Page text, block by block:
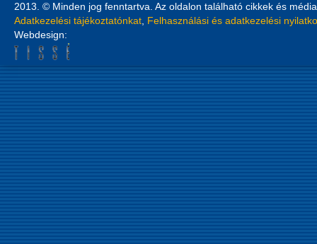
2013. © Minden jog fenntartva. Az oldalon található cikkek és
Adatkezelési tájékoztatónkat Felhasználási és adatkezelési
Webdesign: